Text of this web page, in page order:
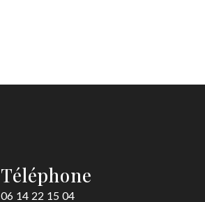
Téléphone
06 14 22 15 04